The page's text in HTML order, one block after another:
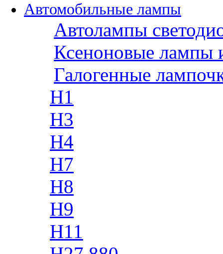
Автомобильные лампы
Автолампы
Ксеноновые лампы
Галогенные
H1
H3
H4
H7
H8
H9
H11